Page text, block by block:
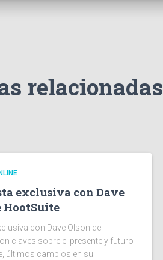
relacionadas
exclusiva con Dave
HootSuite
con Dave Olson de
claves sobre el presente y futuro
últimos cambios en su